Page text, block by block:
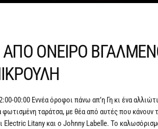
ΑΠΟ ΟΝΕΙΡΟ
00:00 Εννέα όροφοι πάνω απ’η Γη κι ένα
ταράτσα, με θέα από αυτές που κάνουν
Litany και ο Johnny Labelle. To